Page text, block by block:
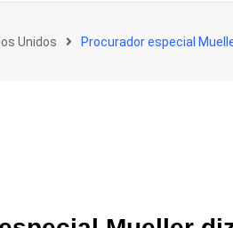
Unidos Procurador especial